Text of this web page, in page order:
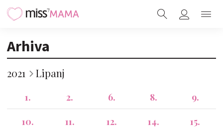
Arhiva
2021 Lipanj
1. 2. 6. 8. 9.
10. 11. 12. 14. 15.